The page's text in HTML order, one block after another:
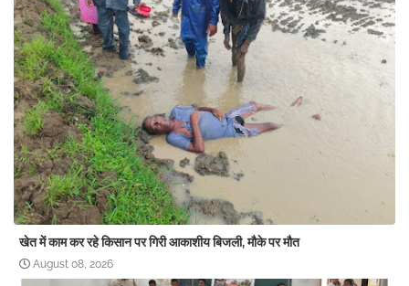
खेत में काम कर रहे किसान पर गिरी आकाशीय बिजली, मौके पर मौत
August 08, 2026